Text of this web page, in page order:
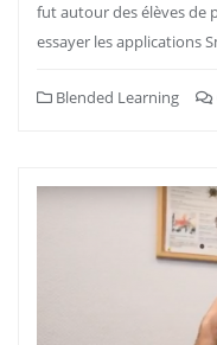
fut autour des élèves de
essayer les applications
Blended Learning